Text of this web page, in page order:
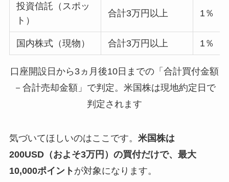
投資信託（スポッ
ト）
合計3万円以上 1％
国内株式（現物） 合計3万円以上 1％
口座開設日から3ヵ月後10日までの「合計買付金額
－合計売却金額」で判定。米国株は現地約定日で
判定されます
気づいてほしいのはここです。 米国株は
200USD（およそ3万円）の買付だけで、最大
10,000ポイント が対象になります。